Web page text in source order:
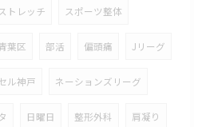
トレッチ スポーツ整体
葉区 部活 偏頭痛 Jリーグ
ル神戸 ネーションズリーグ
日曜日 整形外科 肩凝り